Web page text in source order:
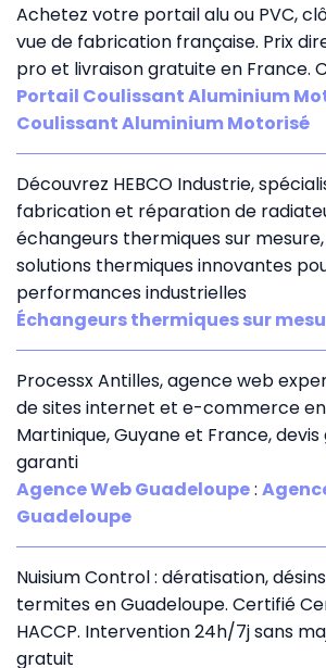
Achetez votre portail alu ou PVC,
vue de fabrication française. Prix
pro et livraison gratuite en France.
Portail Coulissant Aluminium
Coulissant Aluminium Motorisé
Découvrez HEBCO Industrie,
fabrication et réparation de
échangeurs thermiques sur
solutions thermiques innovantes
performances industrielles
Échangeurs thermiques sur
Processx Antilles, agence web
de sites internet et e-commerce
Martinique, Guyane et France,
garanti
Agence Web Guadeloupe:
Guadeloupe
Nuisium Control : dératisation,
termites en Guadeloupe. Certifié
HACCP. Intervention 24h/7j sans
gratuit